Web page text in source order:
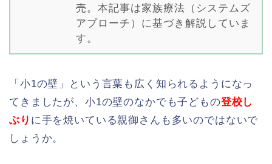
売。本記事は家族療法（システムズ
アプローチ）に基づき解説していま
す。
「小1の壁」という言葉も広く知られるようになっ
てきましたが、小1の壁のなかでも子どもの登校し
ぶり に手を焼いている親御さんも多いのではないで
しょうか。